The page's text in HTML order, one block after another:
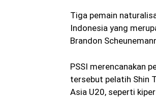
Tiga pemain
Indonesia yang
Brandon
PSSI merencanakan
tersebut pelatih Shin
Asia U20, seperti